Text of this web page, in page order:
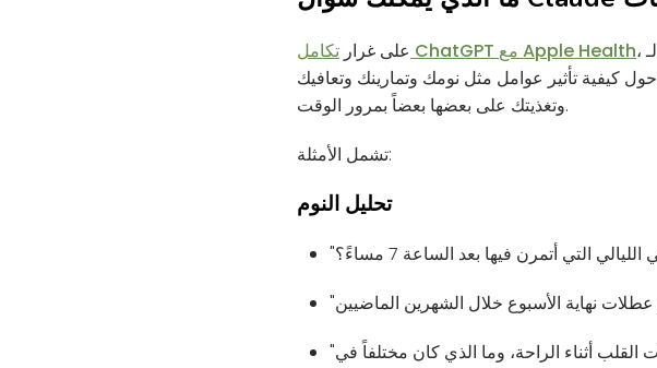
على غرار تكامل ChatGPT مع Apple Health، يمكن لـ Claude تحليل عدة مقاييس من Apple Health في آنٍ واحد بدلاً
كيفية تأثير عوامل مثل نومك وتمارينك وتعافيك
وتغذيتك على بعضها بعضاً بمرور الوقت.
تشمل الأمثلة:
تحليل النوم
"ما الليالي الثلاث التي منحتني أفضل مزيج من المدة وانخفاض معدل ضربات القلب أثناء الراحة، وما الذي كان مختلفاً في